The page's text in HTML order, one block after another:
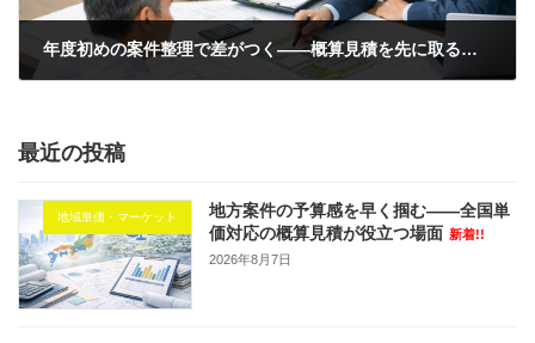
年度初めの案件整理で差がつく——概算見積を先に取る会社が意思決定を早められる理由
最近の投稿
地域単価・マーケット
地方案件の予算感を早く掴む——全国単
価対応の概算見積が役立つ場面 新着!!
2026年8月7日